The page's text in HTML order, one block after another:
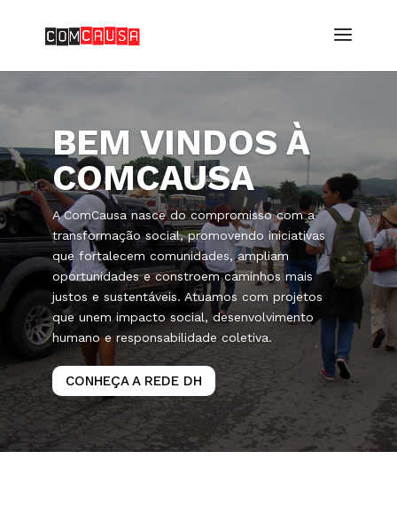
BEM VINDOS À
COMCAUSA
A ComCausa nasce do compromisso com a
transformação social, promovendo iniciativas
que fortalecem comunidades, ampliam
oportunidades e constroem caminhos mais
justos e sustentáveis. Atuamos com projetos
que unem impacto social, desenvolvimento
humano e responsabilidade coletiva.
CONHEÇA A REDE DH